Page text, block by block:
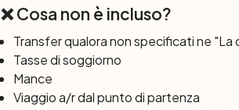
❌ Cosa non è incluso?
Transfer qualora non specificati ne "La
Tasse di soggiorno
Mance
Viaggio a/r dal punto di partenza